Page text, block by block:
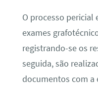
O processo pericial
exames
registrando-se os
seguida, são
documentos com a